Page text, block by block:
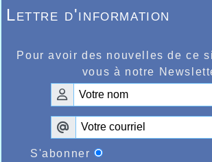
Lettre d'information
Pour avoir des nouvelles de ce
vous à notre
S'abonner